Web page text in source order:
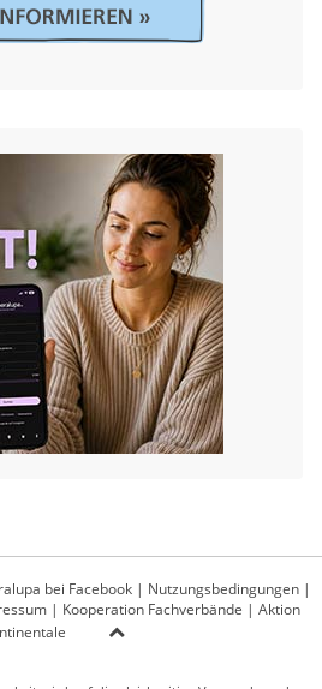
bei Facebook | Nutzungsbedingungen |
| Kooperation Fachverbände | Aktion